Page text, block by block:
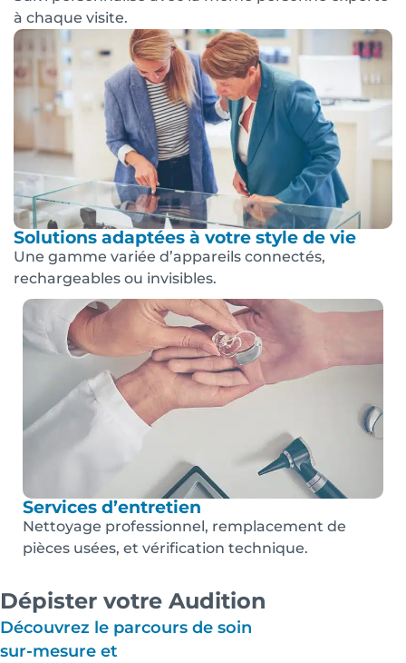
à chaque visite.
Solutions adaptées à votre style de vie
Une gamme variée d’appareils connectés,
rechargeables ou invisibles.
Services d’entretien
Nettoyage professionnel, remplacement de
pièces usées, et vérification technique.
Dépister votre Audition
Découvrez le parcours de soin
sur-mesure et